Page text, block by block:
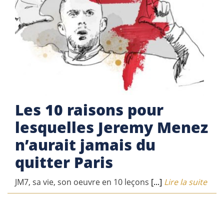
Les 10 raisons pour
lesquelles Jeremy Menez
n’aurait jamais du
quitter Paris
JM7, sa vie, son oeuvre en 10 leçons [...] Lire la suite